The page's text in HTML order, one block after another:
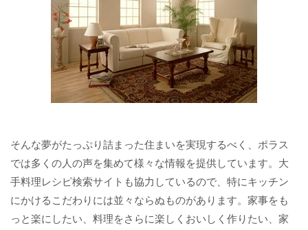
そんな夢がたっぷり詰まった住まいを実現するべく、ポラス
では多くの人の声を集めて様々な情報を提供しています。大
手料理レシピ検索サイトも協力しているので、特にキッチン
にかけるこだわりには並々ならぬものがあります。家事をも
っと楽にしたい、料理をさらに楽しくおいしく作りたい、家